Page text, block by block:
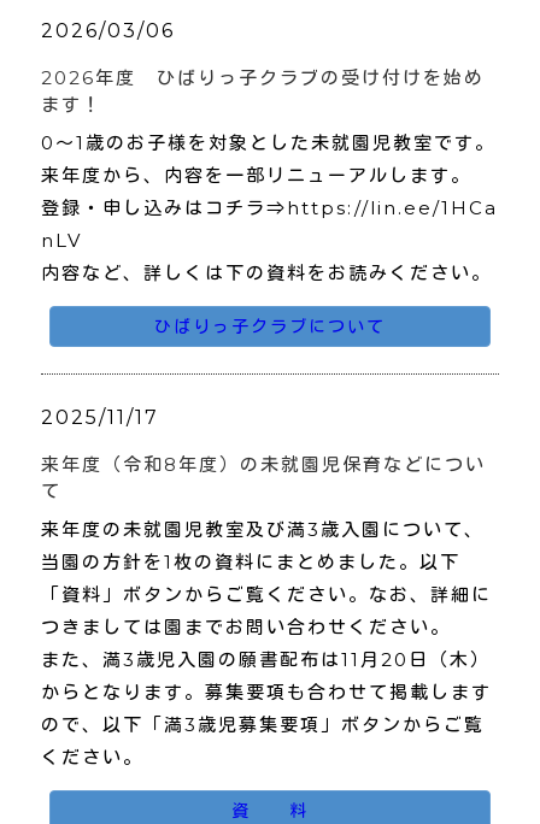
2026/03/06
2026年度 ひばりっ子クラブの受け付けを始め
ます！
0～1歳のお子様を対象とした未就園児教室です。
来年度から、内容を一部リニューアルします。
登録・申し込みはコチラ⇒https://lin.ee/1HCa
nLV
内容など、詳しくは下の資料をお読みください。
ひばりっ子クラブについて
2025/11/17
来年度（令和8年度）の未就園児保育などについ
て
来年度の未就園児教室及び満3歳入園について、
当園の方針を1枚の資料にまとめました。以下
「資料」ボタンからご覧ください。なお、詳細に
つきましては園までお問い合わせください。
また、満3歳児入園の願書配布は11月20日（木）
からとなります。募集要項も合わせて掲載します
ので、以下「満3歳児募集要項」ボタンからご覧
ください。
資 料